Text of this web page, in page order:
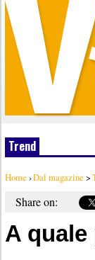
Trend
Home ›Dal magazine >
Share on:
A